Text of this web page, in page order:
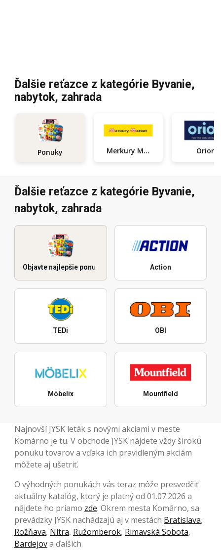
Ďalšie reťazce z kategórie Byvanie,
nabytok, zahrada
Ponuky Merkury Market Orion
Ďalšie reťazce z kategórie Byvanie,
nabytok, zahrada
Objavte najlepšie ponuky Action
TEDi OBI
Möbelix Mountfield
Najnovší JYSK leták s novými akciami v meste
Komárno je tu. V obchode JYSK nájdete vždy širokú
ponuku tovarov a vďaka ich pravidleným akciám
môžete aj ušetriť.
O výhodných ponukách vás teraz môže presvedčiť
aktuálny katalóg, ktorý je platný od 01.07.2026 a
nájdete ho priamo zde. Okrem mesta Komárno, sa
prevádzky JYSK nachádzajú aj v mestách Bratislava,
Rožňava, Nitra, Ružomberok, Rimavská Sobota,
Bardejova ďalších.